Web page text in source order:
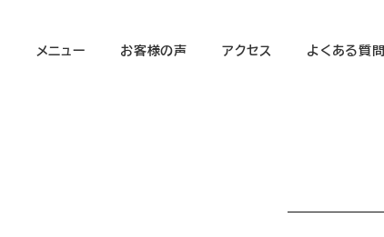
メニュー お客様の声 アクセス よくある質問